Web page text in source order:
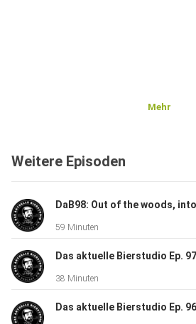
Mehr
Weitere Episoden
59 Minuten
38 Minuten